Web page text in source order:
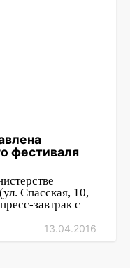
фестиваля
Спасская, 10,
завтрак с
13.04.2016